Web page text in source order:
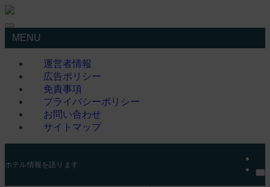
MENU
運営者情報
広告ポリシー
免責事項
プライバシーポリシー
お問い合わせ
サイトマップ
ホテル情報を語ります